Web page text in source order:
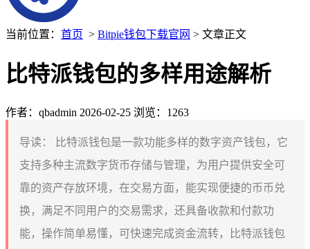
当前位置： 首页 > Bitpie钱包下载官网 > 文章正文
比特派钱包的多样用途解析
作者：qbadmin 2026-02-25 浏览：1263
导读：
比特派钱包是一款功能多样的数字资产钱包，它
支持多种主流数字货币存储与管理，为用户提供安全可
靠的资产存放环境，在交易方面，能实现便捷的币币兑
换，满足不同用户的交易需求，还具备收款和付款功
能，操作简单易懂，可快速完成资金流转，比特派钱包